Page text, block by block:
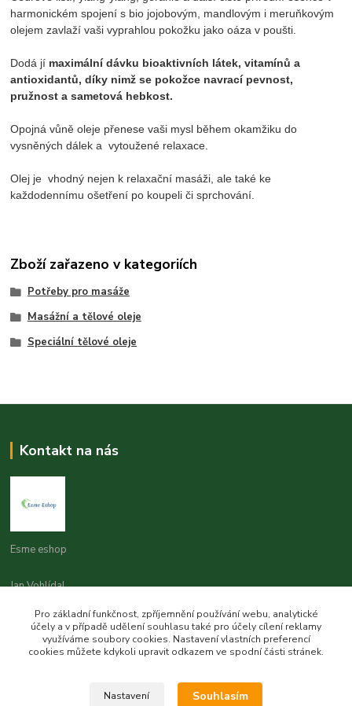
harmonickém spojení s bio jojobovým, mandlovým i meruňkovým
olejem zavlaží vaši vyprahlou pokožku jako oáza v poušti.
Dodá jí maximální dávku bioaktivních látek, vitamínů a
antioxidantů, díky nimž se pokožce navrací pevnost,
pružnost a sametová hebkost.
Opojná vůně oleje přenese vaši mysl během okamžiku do
vysněných dálek a vytoužené relaxace.
Olej je vhodný nejen k relaxační masáži, ale také ke
každodennímu ošetření po koupeli či sprchování.
Zboží zařazeno v kategoriích
Potřeby pro masáže
Masážní a tělové oleje
Speciální tělové oleje
Kontakt na nás
Esme eshop
Jan Vohlídal
8,00 - 20,00
objednavky@esme-eshop.cz
Pro základní funkčnost, zpříjemnění používání webu, analytické
účely a v případě udělení souhlasu také pro účely cílení reklamy
využíváme soubory cookies. Nastavení vlastních preferencí
cookies můžete kdykoli upravit odkazem ve spodní části stránek.
Nastavení Souhlasím